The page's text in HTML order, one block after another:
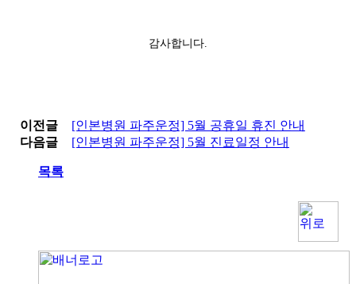
감사합니다.
이전글
[인본병원 파주운정] 5월 공휴일 휴진 안내
다음글
[인본병원 파주운정] 5월 진료일정 안내
목록